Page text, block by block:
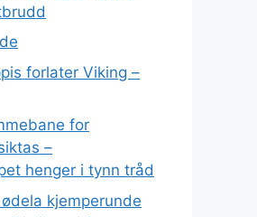
forlater Viking –
for
–
henger i tynn tråd
kjemperunde